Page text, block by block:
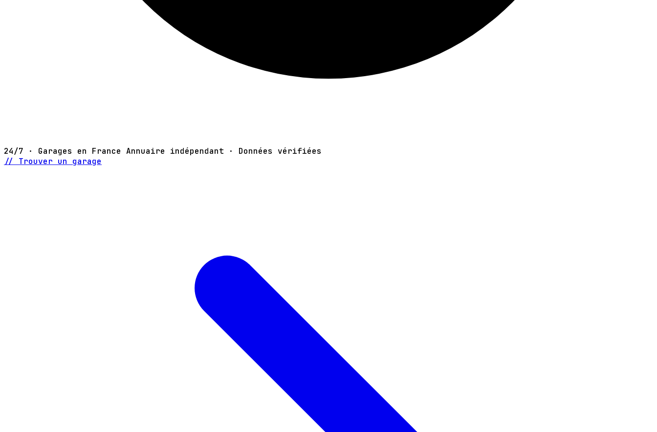
24/7 · Garages en France Annuaire indépendant · Données vérifiées
// Trouver un garage